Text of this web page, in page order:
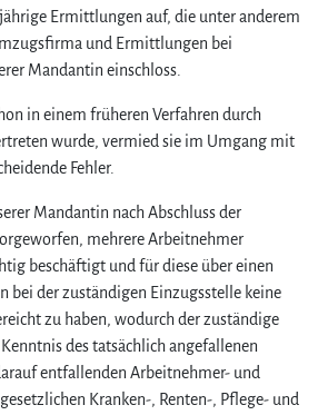
Ermittlungen auf, die unter anderem
und Ermittlungen bei
Mandantin einschloss.
in einem früheren Verfahren durch
wurde, vermied sie im Umgang mit
Fehler.
Mandantin nach Abschluss der
mehrere Arbeitnehmer
beschäftigt und für diese über einen
bei der zuständigen Einzugsstelle keine
zu haben, wodurch der zuständige
des tatsächlich angefallenen
entfallenden Arbeitnehmer- und
Kranken-, Renten-, Pflege- und